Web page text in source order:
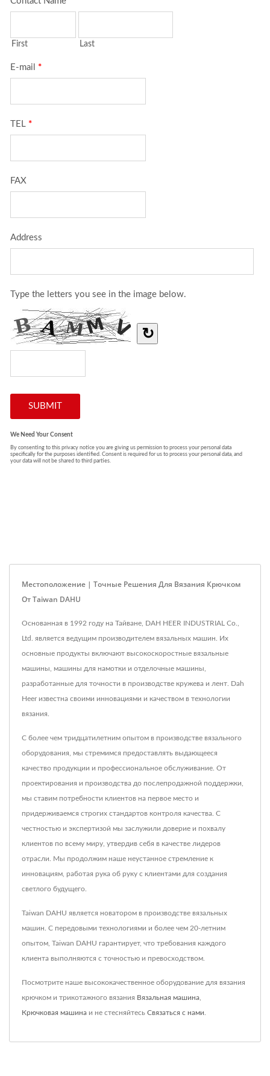
Местоположение | Точные Решения Для Вязания Крючком
От Taiwan DAHU
Основанная в 1992 году на Тайване, DAH HEER INDUSTRIAL Co.,
Ltd. является ведущим производителем вязальных машин. Их
основные продукты включают высокоскоростные вязальные
машины, машины для намотки и отделочные машины,
разработанные для точности в производстве кружева и лент. Dah
Heer известна своими инновациями и качеством в технологии
вязания.
С более чем тридцатилетним опытом в производстве вязального
оборудования, мы стремимся предоставлять выдающееся
качество продукции и профессиональное обслуживание. От
проектирования и производства до послепродажной поддержки,
мы ставим потребности клиентов на первое место и
придерживаемся строгих стандартов контроля качества. С
честностью и экспертизой мы заслужили доверие и похвалу
клиентов по всему миру, утвердив себя в качестве лидеров
отрасли. Мы продолжим наше неустанное стремление к
инновациям, работая рука об руку с клиентами для создания
светлого будущего.
Taiwan DAHU является новатором в производстве вязальных
машин. С передовыми технологиями и более чем 20-летним
опытом, Taiwan DAHU гарантирует, что требования каждого
клиента выполняются с точностью и превосходством.
Посмотрите наше высококачественное оборудование для вязания
крючком и трикотажного вязания Вязальная машина
Крючковая машина и не стесняйтесь Связаться с нами